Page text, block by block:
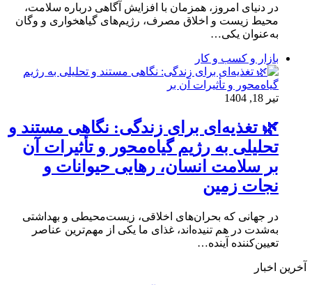
در دنیای امروز، همزمان با افزایش آگاهی درباره سلامت،
محیط‌ زیست و اخلاق مصرف، رژیم‌های گیاهخواری و وگان
به‌عنوان یکی…
بازار و کسب و کار
تیر 18, 1404
🌿 تغذیه‌ای برای زندگی: نگاهی مستند و
تحلیلی به رژیم گیاه‌محور و تأثیرات آن
بر سلامت انسان، رهایی حیوانات و
نجات زمین
در جهانی که بحران‌های اخلاقی، زیست‌محیطی و بهداشتی
به‌شدت در هم تنیده‌اند، غذای ما یکی از مهم‌ترین عناصر
تعیین‌کننده آینده…
آخرین اخبار